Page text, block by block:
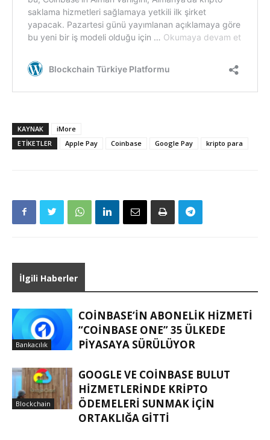
KAYNAK
iMore
ETIKETLER
Apple Pay Coinbase Google Pay kripto para
İlgili Haberler
Bankacılık
COINBASE’IN ABONELIK HIZMETI
“COINBASE ONE” 35 ÜLKEDE
PIYASAYA SÜRÜLÜYOR
Blockchain
GOOGLE VE COINBASE BULUT
HIZMETLERINDE KRIPTO
ÖDEMELERI SUNMAK IÇIN
ORTAKLIĞA GITTI